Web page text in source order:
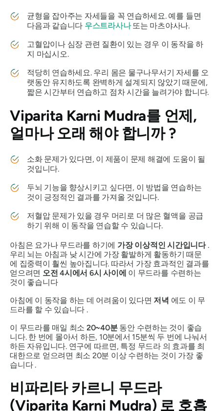
균형을 잡아주는 자세들을 꼭 연습하세요. 예를 들면
다음과 같습니다 우스트라사나또는 마츠야사나.
고혈압이나 심장 관련 질환이 있는 경우 이 동작을 하
지 마십시오.
적당히 연습하세요. 우리 몸은 물구나무서기 자세를 오
랫동안 유지하도록 완벽하게 설계되지 않았기 때문에,
짧은 시간부터 연습하고 점차 시간을 늘려가야 합니다.
Viparita Karni Mudra를 언제,
얼마나 오래 해야 합니까 ?
소화 문제가 있다면, 이 제품이 문제 해결에 도움이 될
것입니다.
두뇌 기능을 향상시키고 싶다면, 이 방법을 연습하는
것이 긍정적인 결과를 가져올 것입니다.
저혈압 문제가 있을 경우 머리로 더 많은 혈액을 공급
하기 위해 이 동작을 연습할 수 있습니다.
아침은 요가나 무드라를 하기에 가장 이상적인 시간입니다.
우리 뇌는 아침과 낮 시간에 가장 활발하게 활동하기 때문
에 집중력이 훨씬 높아집니다. 따라서 가장 효과적인 결과를
얻으려면 오전 4시에서 6시 사이에 이 무드라를 수련하는
것이 좋습니다
아침에 이 동작을 하는 데 어려움이 있다면 저녁 에도 이 무
드라를 할 수 있습니다 .
이 무드라를 매일 최소 20~40분동안 수련하는 것이 좋습
니다. 한 번에 몰아서 하든, 10분에서 15분씩 두 번에 나눠서
하든 자유입니다. 연구에 따르면, 특정 무드라 의 효과를 최
대한으로 얻으려면 최소 20분 이상 수련하는 것이 가장 좋
습니다 .
비파리타 카르니 무드라
(Viparita Karni Mudra) 로 호흡